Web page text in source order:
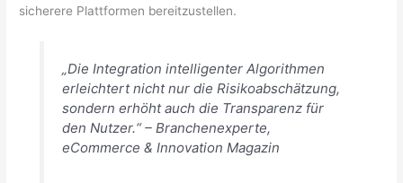
sicherere Plattformen bereitzustellen.
„Die Integration intelligenter Algorithmen
erleichtert nicht nur die Risikoabschätzung,
sondern erhöht auch die Transparenz für
den Nutzer.“ – Branchenexperte,
eCommerce & Innovation Magazin